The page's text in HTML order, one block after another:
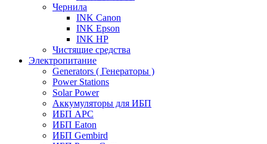
Чернила
INK Canon
INK Epson
INK HP
Чистящие средства
Электропитание
Generators ( Генераторы )
Power Stations
Solar Power
Аккумуляторы для ИБП
ИБП APC
ИБП Eaton
ИБП Gembird